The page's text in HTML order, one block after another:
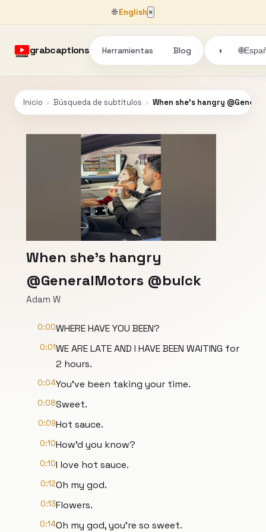
🌐English ×
grabcaptions Herramientas Blog ◑ 🌐
Inicio › Búsqueda de subtítulos › When she’s hangry
When she’s hangry
@GeneralMotors @buick
Adam W
0:00WHERE HAVE YOU BEEN?
0:01WE ARE LATE AND I HAVE BEEN WAITING for
2 hours.
0:04You've been taking your time.
0:08Sweet.
0:09Hot sauce.
0:10How'd you know?
0:10I love hot sauce.
0:12Oh my god.
0:13Flowers.
0:14Oh my god, you're so sweet.